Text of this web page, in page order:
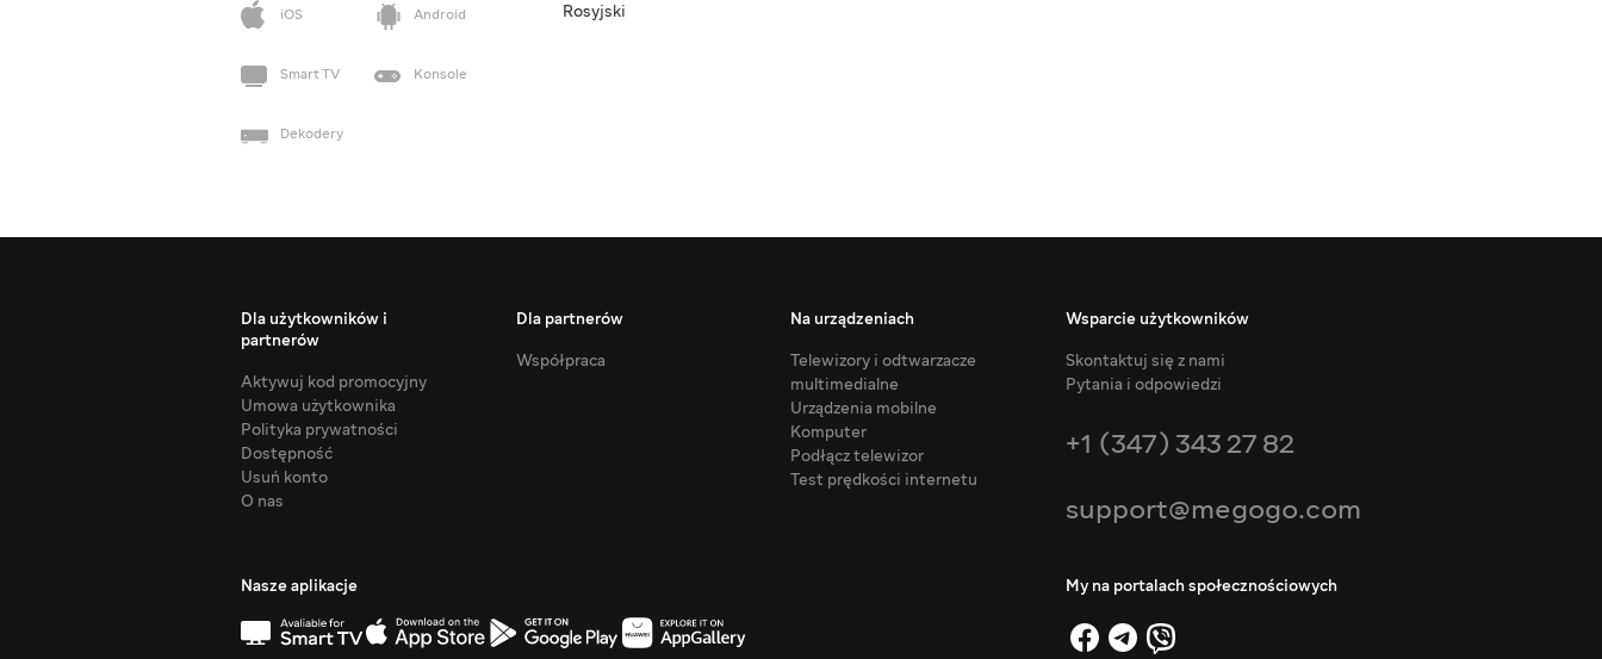
iOS
Android
Smart TV Konsole
Dekodery
Rosyjski
Dla użytkowników i
partnerów
Aktywuj kod promocyjny
Umowa użytkownika
Polityka prywatności
Dostępność
Usuń konto
O nas
Dla partnerów
Współpraca
Na urządzeniach
Telewizory i odtwarzacze
multimedialne
Urządzenia mobilne
Komputer
Podłącz telewizor
Test prędkości internetu
Wsparcie użytkowników
Skontaktuj się z nami
Pytania i odpowiedzi
+1 (347) 343 27 82
support@megogo.com
Nasze aplikacje My na portalach społecznościowych